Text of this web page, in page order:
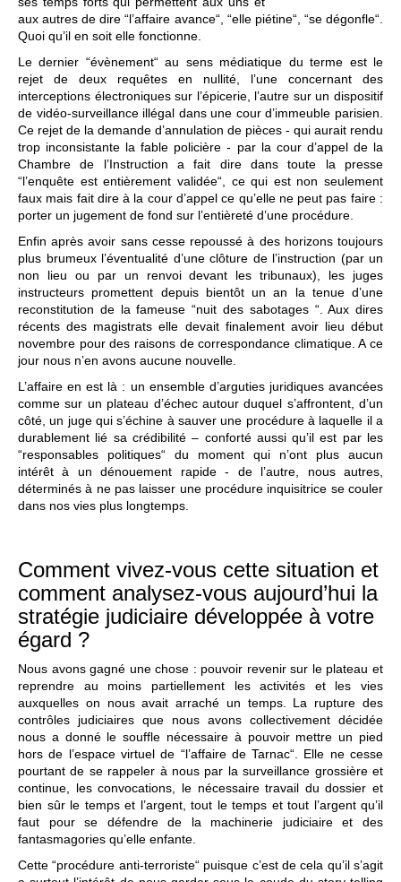
aux autres de dire “l’affaire avance“, “elle piétine“, “se dégonfle“.
Quoi qu’il en soit elle fonctionne.
Le dernier “évènement“ au sens médiatique du terme est le
rejet de deux requêtes en nullité, l’une concernant des
interceptions électroniques sur l’épicerie, l’autre sur un dispositif
de vidéo-surveillance illégal dans une cour d’immeuble parisien.
Ce rejet de la demande d’annulation de pièces - qui aurait rendu
trop inconsistante la fable policière - par la cour d’appel de la
Chambre de l’Instruction a fait dire dans toute la presse
“l’enquête est entièrement validée“, ce qui est non seulement
faux mais fait dire à la cour d’appel ce qu’elle ne peut pas faire :
porter un jugement de fond sur l’entièreté d’une procédure.
Enfin après avoir sans cesse repoussé à des horizons toujours
plus brumeux l’éventualité d’une clôture de l’instruction (par un
non lieu ou par un renvoi devant les tribunaux), les juges
instructeurs promettent depuis bientôt un an la tenue d’une
reconstitution de la fameuse “nuit des sabotages “. Aux dires
récents des magistrats elle devait finalement avoir lieu début
novembre pour des raisons de correspondance climatique. A ce
jour nous n’en avons aucune nouvelle.
L’affaire en est là : un ensemble d’arguties juridiques avancées
comme sur un plateau d’échec autour duquel s’affrontent, d’un
côté, un juge qui s’échine à sauver une procédure à laquelle il a
durablement lié sa crédibilité – conforté aussi qu’il est par les
“responsables politiques“ du moment qui n’ont plus aucun
intérêt à un dénouement rapide - de l’autre, nous autres,
déterminés à ne pas laisser une procédure inquisitrice se couler
dans nos vies plus longtemps.
Comment vivez-vous cette situation et
comment analysez-vous aujourd’hui la
stratégie judiciaire développée à votre
égard ?
Nous avons gagné une chose : pouvoir revenir sur le plateau et
reprendre au moins partiellement les activités et les vies
auxquelles on nous avait arraché un temps. La rupture des
contrôles judiciaires que nous avons collectivement décidée
nous a donné le souffle nécessaire à pouvoir mettre un pied
hors de l’espace virtuel de “l’affaire de Tarnac“. Elle ne cesse
pourtant de se rappeler à nous par la surveillance grossière et
continue, les convocations, le nécessaire travail du dossier et
bien sûr le temps et l’argent, tout le temps et tout l’argent qu’il
faut pour se défendre de la machinerie judiciaire et des
fantasmagories qu’elle enfante.
Cette “procédure anti-terroriste“ puisque c’est de cela qu’il s’agit